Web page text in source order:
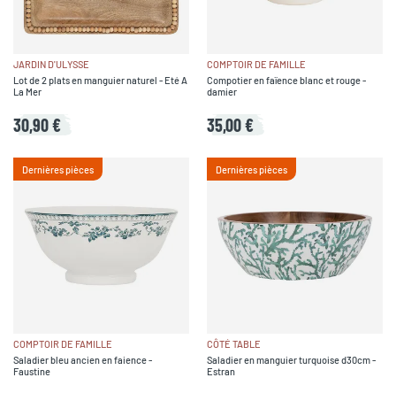
JARDIN D'ULYSSE
Lot de 2 plats en manguier naturel - Eté A
La Mer
30,90 €
COMPTOIR DE FAMILLE
Compotier en faïence blanc et rouge -
damier
35,00 €
Dernières pièces
COMPTOIR DE FAMILLE
Saladier bleu ancien en faience -
Faustine
Dernières pièces
CÔTÉ TABLE
Saladier en manguier turquoise d30cm -
Estran